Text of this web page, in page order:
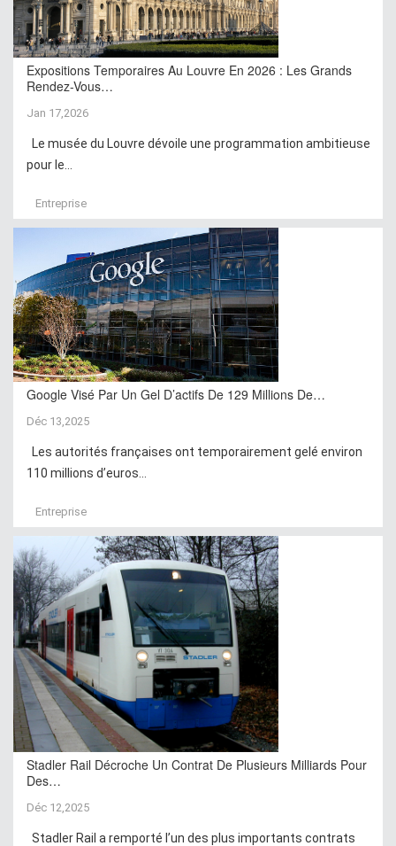
Expositions Temporaires Au Louvre En 2026 : Les Grands
Rendez-Vous…
Jan 17,2026
Le musée du Louvre dévoile une programmation ambitieuse
pour le...
Entreprise
Google Visé Par Un Gel D’actifs De 129 Millions De…
Déc 13,2025
Les autorités françaises ont temporairement gelé environ
110 millions d’euros...
Entreprise
Stadler Rail Décroche Un Contrat De Plusieurs Milliards Pour
Des…
Déc 12,2025
Stadler Rail a remporté l’un des plus importants contrats